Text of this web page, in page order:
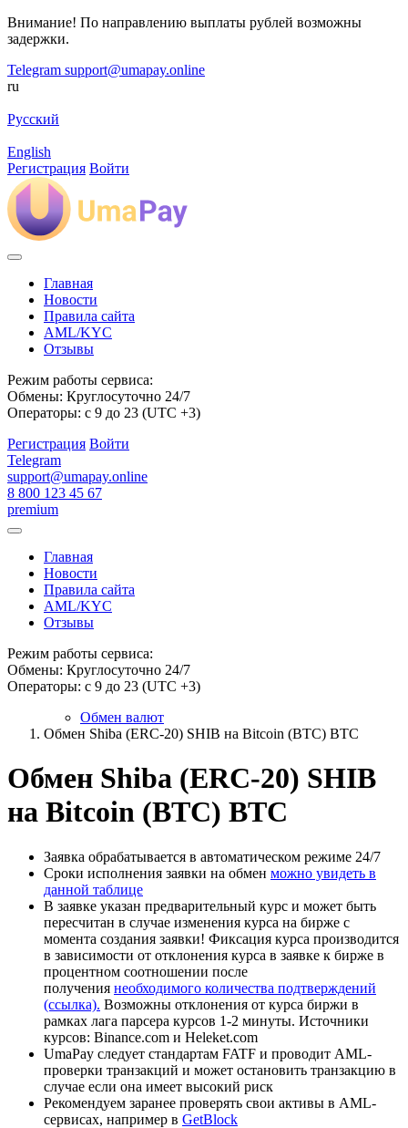
Внимание! По направлению выплаты рублей возможны
задержки.
Telegram support@umapay.online
ru
Русский
English
Регистрация Войти
Главная
Новости
Правила сайта
AML/KYC
Отзывы
Режим работы сервиса:
Обмены: Круглосуточно 24/7
Операторы: с 9 до 23 (UTC +3)
Регистрация Войти
Telegram
support@umapay.online
8 800 123 45 67
premium
Главная
Новости
Правила сайта
AML/KYC
Отзывы
Режим работы сервиса:
Обмены: Круглосуточно 24/7
Операторы: с 9 до 23 (UTC +3)
Обмен валют
Обмен Shiba (ERC-20) SHIB на Bitcoin (BTC) BTC
Обмен Shiba (ERC-20) SHIB
на Bitcoin (BTC) BTC
Заявка обрабатывается в автоматическом режиме 24/7
Сроки исполнения заявки на обмен можно увидеть в
данной таблице
В заявке указан предварительный курс и может быть
пересчитан в случае изменения курса на бирже с
момента создания заявки! Фиксация курса производится
в зависимости от отклонения курса в заявке к бирже в
процентном соотношении после
получения необходимого количества подтверждений
(ссылка). Возможны отклонения от курса биржи в
рамках лага парсера курсов 1-2 минуты. Источники
курсов: Binance.com и Heleket.com
UmaPay следует стандартам FATF и проводит AML-
проверки транзакций и может остановить транзакцию в
случае если она имеет высокий риск
Рекомендуем заранее проверять свои активы в AML-
сервисах, например в GetBlock